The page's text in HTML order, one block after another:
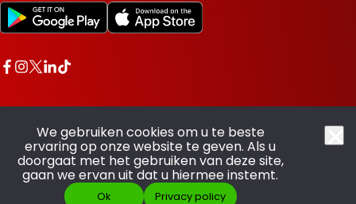
All rights reserved OHL - © 2026
Made with pride by
We gebruiken cookies om u te beste
ervaring op onze website te geven. Als u
doorgaat met het gebruiken van deze site,
gaan we ervan uit dat u hiermee instemt.
Ok Privacy policy